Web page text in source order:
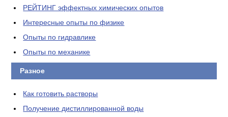
РЕЙТИНГ эффектных химических опытов
Интересные опыты по физике
Опыты по гидравлике
Опыты по механике
Разное
Как готовить растворы
Получение дистиллированной воды